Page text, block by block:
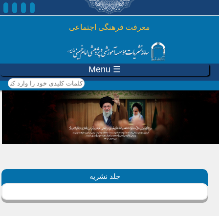
رفتن به محتوای اصلی
معرفت فرهنگی اجتماعی
☰ Menu
کلمات کلیدی خود را وارد
کنید
جلد نشریه